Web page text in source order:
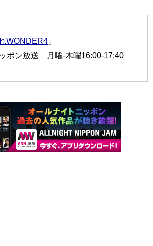
WONDER4 」
ポン放送 月曜-木曜16:00-17:40